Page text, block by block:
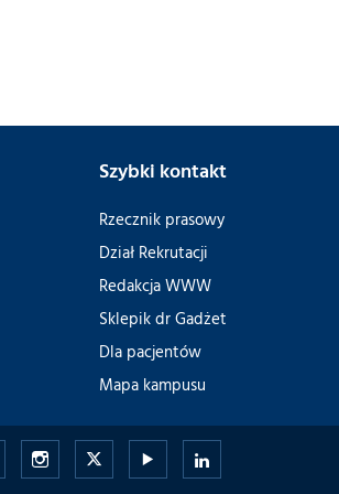
Szybki kontakt
Rzecznik prasowy
Dział Rekrutacji
Redakcja WWW
Sklepik dr Gadżet
Dla pacjentów
Mapa kampusu
GdańskiGdański Gdański GdańskiGdański